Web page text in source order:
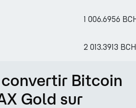
1 006.6956
2 013.3913 BCH
Bitcoin
Gold sur